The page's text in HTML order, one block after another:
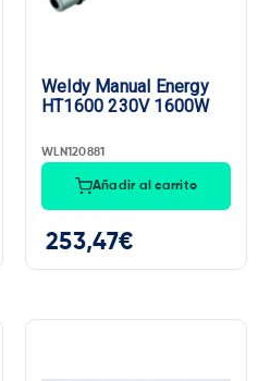
Weldy Manual Energy
HT1600 230V 1600W
WLN120881
Añadir al carrito
253,47€